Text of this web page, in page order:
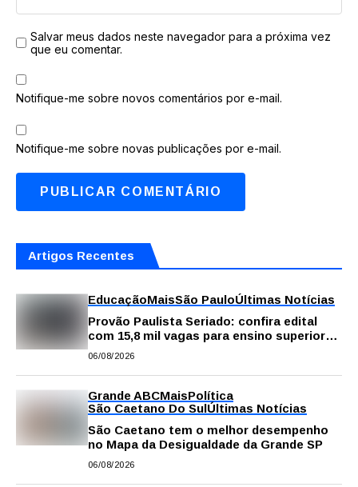
Salvar meus dados neste navegador para a próxima vez
que eu comentar.
Notifique-me sobre novos comentários por e-mail.
Notifique-me sobre novas publicações por e-mail.
Artigos Recentes
EducaçãoMaisSão PauloÚltimas Notícias
Provão Paulista Seriado: confira edital
com 15,8 mil vagas para ensino superior
público
06/08/2026
Grande ABCMaisPolítica
São Caetano Do SulÚltimas Notícias
São Caetano tem o melhor desempenho
no Mapa da Desigualdade da Grande SP
06/08/2026